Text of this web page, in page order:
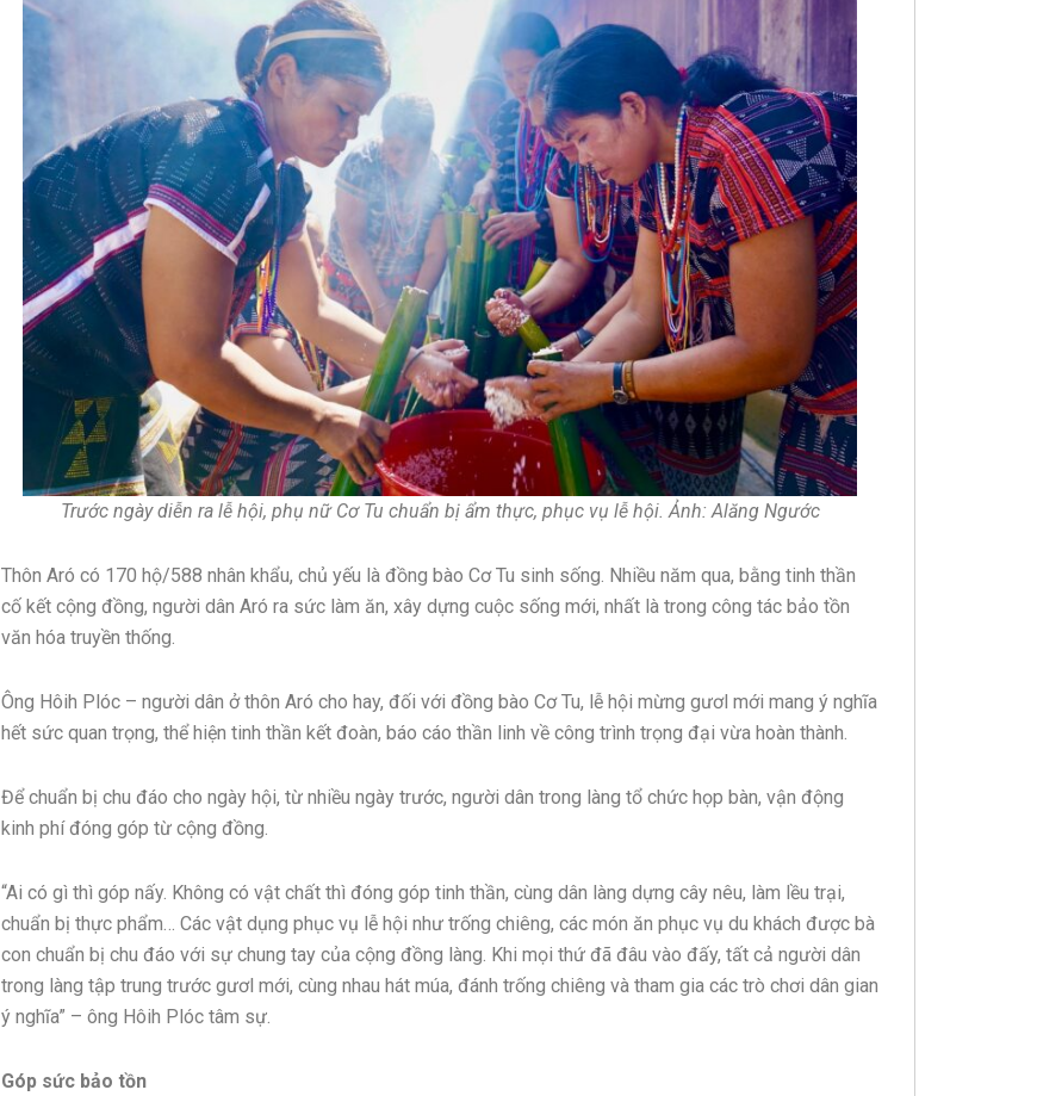
Trước ngày diễn ra lễ hội, phụ nữ Cơ Tu chuẩn bị ẩm thực, phục vụ lễ hội. Ảnh: Alăng Ngước
Thôn Aró có 170 hộ/588 nhân khẩu, chủ yếu là đồng bào Cơ Tu sinh sống. Nhiều năm qua, bằng tinh thần
cố kết cộng đồng, người dân Aró ra sức làm ăn, xây dựng cuộc sống mới, nhất là trong công tác bảo tồn
văn hóa truyền thống.
Ông Hôih Plóc – người dân ở thôn Aró cho hay, đối với đồng bào Cơ Tu, lễ hội mừng gươl mới mang ý nghĩa
hết sức quan trọng, thể hiện tinh thần kết đoàn, báo cáo thần linh về công trình trọng đại vừa hoàn thành.
Để chuẩn bị chu đáo cho ngày hội, từ nhiều ngày trước, người dân trong làng tổ chức họp bàn, vận động
kinh phí đóng góp từ cộng đồng.
“Ai có gì thì góp nấy. Không có vật chất thì đóng góp tinh thần, cùng dân làng dựng cây nêu, làm lều trại,
chuẩn bị thực phẩm… Các vật dụng phục vụ lễ hội như trống chiêng, các món ăn phục vụ du khách được bà
con chuẩn bị chu đáo với sự chung tay của cộng đồng làng. Khi mọi thứ đã đâu vào đấy, tất cả người dân
trong làng tập trung trước gươl mới, cùng nhau hát múa, đánh trống chiêng và tham gia các trò chơi dân gian
ý nghĩa” – ông Hôih Plóc tâm sự.
Góp sức bảo tồn